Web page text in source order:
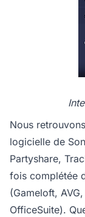
Nous
logicielle de
Partyshare,
fois complétée
(Gameloft,
OfficeSuite).